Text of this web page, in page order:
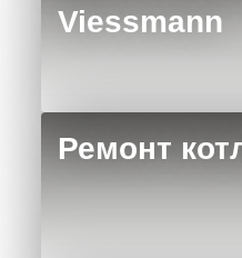
Viessmann
Ремонт